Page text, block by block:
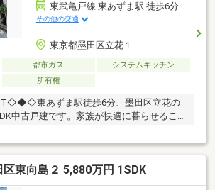
東武亀戸線 東あずま駅 徒歩6分
その他の交通
東京都墨田区立花１
都市ガス
システムキッチン
所有権
東あずま駅徒歩6分、墨田区立花の
中古戸建です。家族が快適に暮らせるこだ
駅徒歩6分、JR「亀戸」駅も徒歩圏内■カー
車を停められる駐車スペースあり■機能的
LDKと水回りを同階に集約し家事動線良好
にクローゼットを配置されております♪■
東向島２ 5,880万円 1SDK